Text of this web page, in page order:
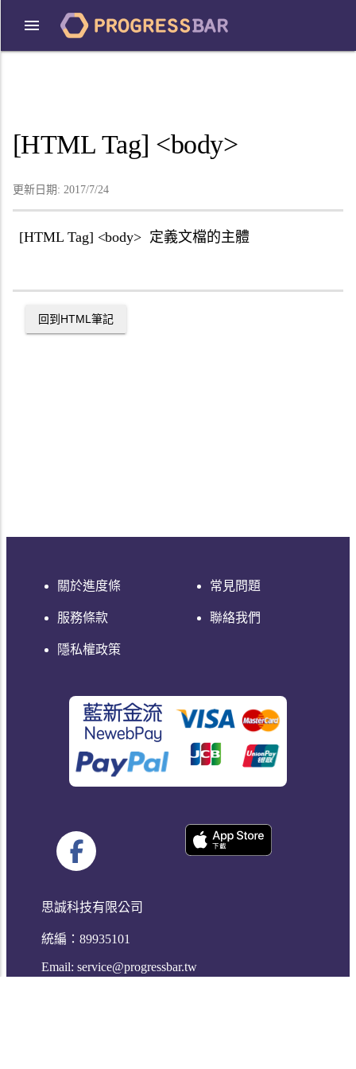
[HTML Tag] <body>
更新日期: 2017/7/24
[HTML Tag] <body> 定義文檔的主體
回到 HTML筆記
關於進度條
服務條款
隱私權政策
常見問題
聯絡我們
思誠科技有限公司
統編：89935101
Email: service@progressbar.tw